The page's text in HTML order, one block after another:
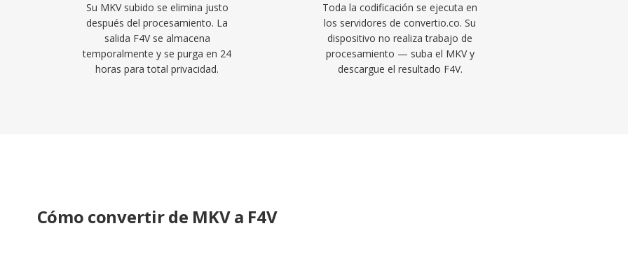
dinámico,
de distribución
favor del vídeo
Su MKV subido se elimina justo
después del procesamiento. La
salida F4V se almacena
temporalmente y se purga en 24
horas para total privacidad.
Toda la codificación se ejecuta en
los servidores de convertio.co. Su
dispositivo no realiza trabajo de
procesamiento — suba el MKV y
descargue el resultado F4V.
Cómo convertir de MKV a F4V